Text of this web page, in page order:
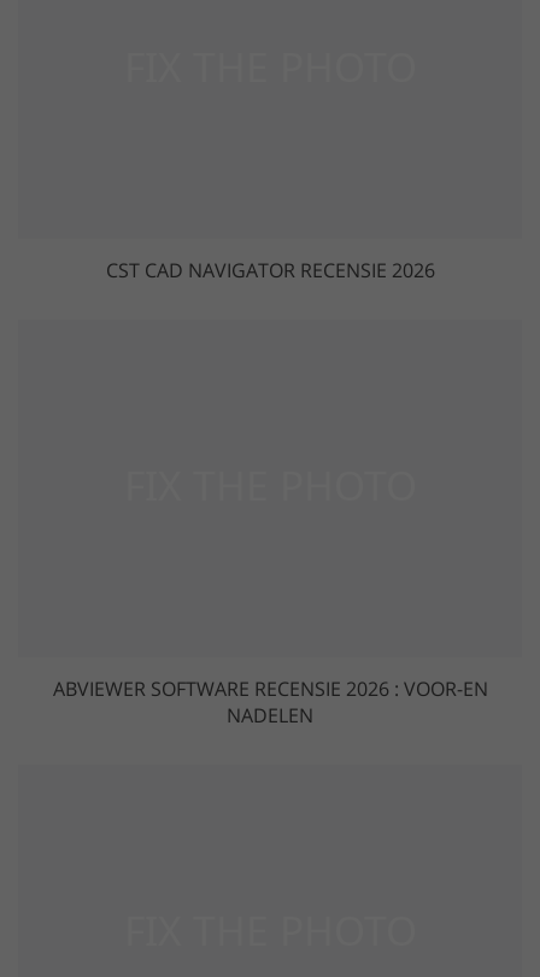
CST CAD NAVIGATOR RECENSIE 2026
ABVIEWER SOFTWARE RECENSIE 2026 : VOOR-EN
NADELEN